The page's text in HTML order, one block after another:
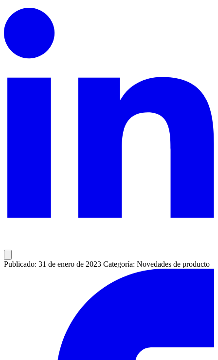
Publicado: 31 de enero de 2023 Categoría: Novedades de producto